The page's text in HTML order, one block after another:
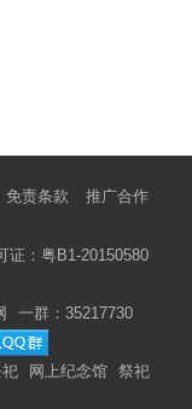
免责条款
推广合作
证：粤B1-20150580
一群：35217730
网上纪念馆 祭祀